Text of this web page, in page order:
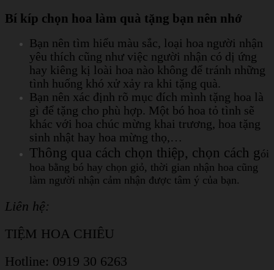
Bí kíp chọn hoa làm quà tặng bạn nên nhớ
Bạn nên tìm hiểu màu sắc, loại hoa người nhận
yêu thích cũng như việc người nhận có dị ứng
hay kiêng kị loài hoa nào không để tránh những
tình huống khó xử xảy ra khi tặng quà.
Bạn nên xác định rõ mục đích mình tặng hoa là
gì để tặng cho phù hợp. Một bó hoa tỏ tình sẽ
khác với hoa chúc mừng khai trương, hoa tặng
sinh nhật hay hoa mừng thọ,…
Thông qua cách chọn thiệp, chọn cách gói
hoa bằng bó hay chọn giỏ, thời gian nhận hoa cũng
làm người nhận cảm nhận được tâm ý của bạn.
Liên hệ:
TIỆM HOA CHIÊU
Hotline: 0919 30 6263